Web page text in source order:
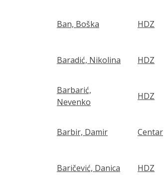
Ban, Boška HDZ
Baradić, Nikolina HDZ
Barbarić,
Nevenko
HDZ
Barbir, Damir Centar
Baričević, Danica HDZ